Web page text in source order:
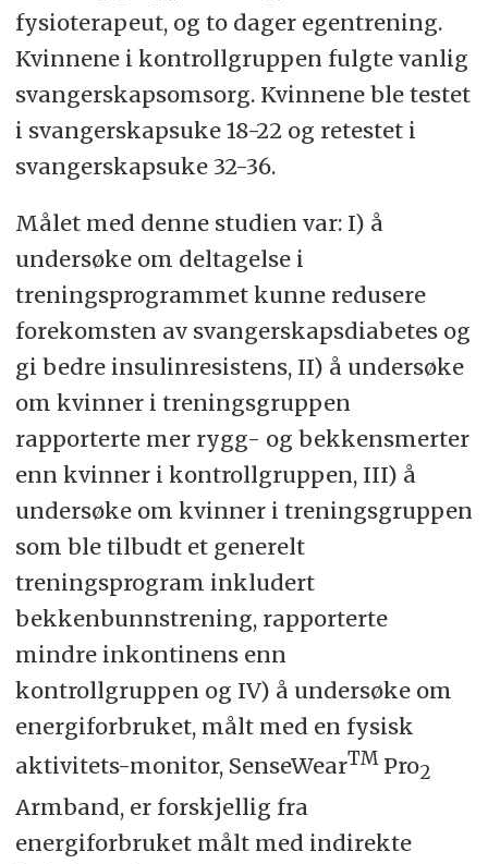
fysioterapeut, og to dager egentrening.
Kvinnene i kontrollgruppen fulgte vanlig
svangerskapsomsorg. Kvinnene ble testet
i svangerskapsuke 18-22 og retestet i
svangerskapsuke 32-36.
Målet med denne studien var: I) å
undersøke om deltagelse i
treningsprogrammet kunne redusere
forekomsten av svangerskapsdiabetes og
gi bedre insulinresistens, II) å undersøke
om kvinner i treningsgruppen
rapporterte mer rygg- og bekkensmerter
enn kvinner i kontrollgruppen, III) å
undersøke om kvinner i treningsgruppen
som ble tilbudt et generelt
treningsprogram inkludert
bekkenbunnstrening, rapporterte
mindre inkontinens enn
kontrollgruppen og IV) å undersøke om
energiforbruket, målt med en fysisk
aktivitets-monitor, SenseWearTMPro2
Armband, er forskjellig fra
energiforbruket målt med indirekte